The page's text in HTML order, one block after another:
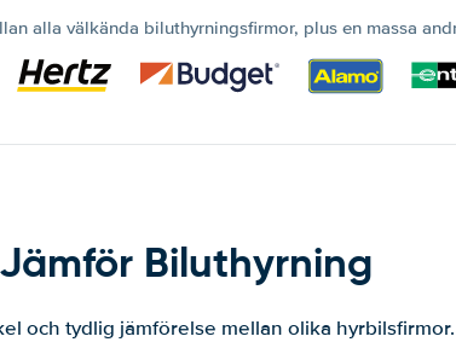
alla välkända biluthyrningsfirmor, plus en massa
Jämför Biluthyrning
och tydlig jämförelse mellan olika